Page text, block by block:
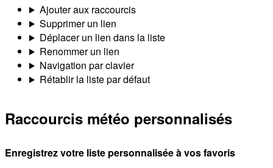
Ajouter aux raccourcis
Supprimer un lien
Déplacer un lien dans la liste
Renommer un lien
Navigation par clavier
Rétablir la liste par défaut
Raccourcis météo personnalisés
Enregistrez votre liste personnalisée à vos favoris